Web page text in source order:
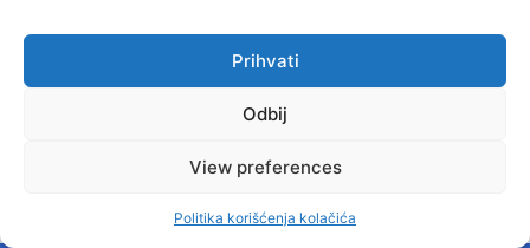
Prihvati
Odbij
View preferences
Politika korišćenja kolačića
Kneževo, Derventa, Doboj i Teslić pod
šapom istih stranaka
SNSD UČVRSTIO VLAST U ISTOČNOM
SARAJEVU: Opoziciji dvije opštine, slijedi
November 27, 2024